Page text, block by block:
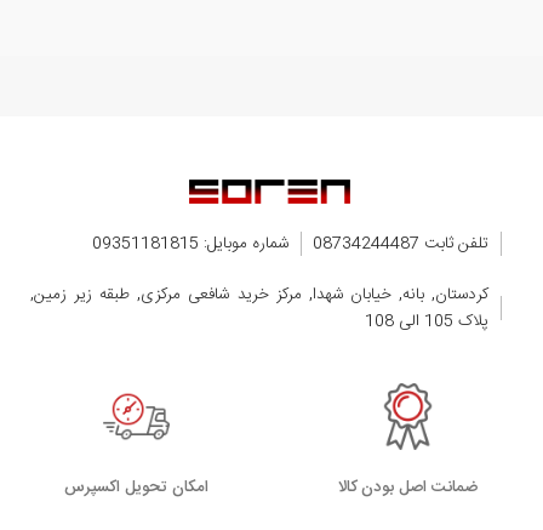
تلفن ثابت 08734244487
شماره موبایل: 09351181815
کردستان, بانه, خیابان شهدا, مرکز خرید شافعی مرکزی, طبقه زیر زمین,
پلاک 105 الی 108
ضمانت اصل بودن کالا اﻣﮑﺎن ﺗﺤﻮﯾﻞ اﮐﺴﭙﺮس